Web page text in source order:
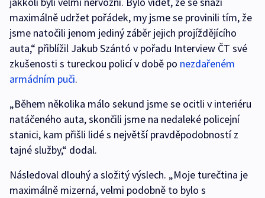
maximálně udržet pořádek, my jsme se provinili tím, že
jsme natočili jenom jediný záběr jejich projíždějícího
auta,“ přiblížil Jakub Szántó v pořadu Interview ČT své
zkušenosti s tureckou policí v době po nezdařeném
armádním puči.
„Během několika málo sekund jsme se ocitli v interiéru
natáčeného auta, skončili jsme na nedaleké policejní
stanici, kam přišli lidé s největší pravděpodobností z
tajné služby,“ dodal.
Následoval dlouhý a složitý výslech. „Moje turečtina je
maximálně mizerná, velmi podobně to bylo s